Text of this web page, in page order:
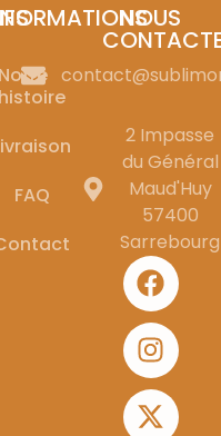
Notre
histoire
FAQ
NOUS
2 Impasse
du Général
Maud'Huy
57400
Sarrebourg